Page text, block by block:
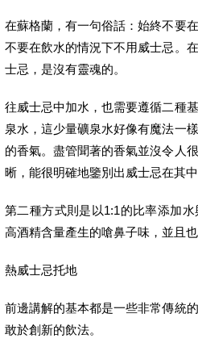
在蘇格蘭，有一句俗話：始終不要
不要在飲水的情況下不用威士忌。
士忌，是沒有靈魂的。
往威士忌中加水，也需要遵循二種
泉水，這少量礦泉水好像有魔法一
的香氣。盡管聞著的香氣並沒令人
晰，能很明確地鑒別出威士忌在其中
第二種方式則是以1:1的比率添加
高酒精含量產生的嗆鼻子味，並且
熱威士忌托地
前邊講解的基本都是一些非常傳統
敢於創新的飲法。